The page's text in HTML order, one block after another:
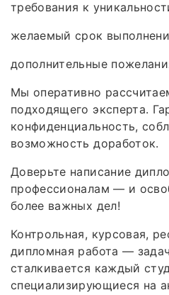
требования к
желаемый срок
дополнительные
Мы оперативно
подходящего эксперта.
конфиденциальность,
возможность доработок.
Доверьте написание
профессионалам — и
более важных дел!
Контрольная, курсовая,
дипломная работа —
сталкивается каждый
специализирующиеся на